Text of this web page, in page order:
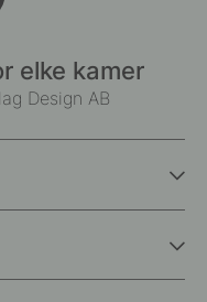
elke kamer
Design AB